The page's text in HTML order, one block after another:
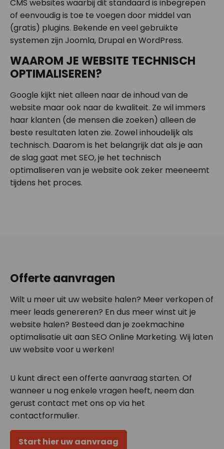
CMS websites waarbij dit standaard is inbegrepen
of eenvoudig is toe te voegen door middel van
(gratis) plugins. Bekende en veel gebruikte
systemen zijn Joomla, Drupal en WordPress.
WAAROM JE WEBSITE TECHNISCH
OPTIMALISEREN?
Google kijkt niet alleen naar de inhoud van de
website maar ook naar de kwaliteit. Ze wil immers
haar klanten (de mensen die zoeken) alleen de
beste resultaten laten zie. Zowel inhoudelijk als
technisch. Daarom is het belangrijk dat als je aan
de slag gaat met SEO, je het technisch
optimaliseren van je website ook zeker meeneemt
tijdens het proces.
Offerte aanvragen
Wilt u meer uit uw website halen? Meer verkopen of
meer leads genereren? En dus meer winst uit je
website halen? Besteed dan je zoekmachine
optimalisatie uit aan SEO Online Marketing. Wij laten
uw website voor u werken!
U kunt direct een offerte aanvraag starten. Of
wanneer u nog enkele vragen heeft, neem dan
gerust contact met ons op via het
contactformulier.
Start hier uw aanvraag